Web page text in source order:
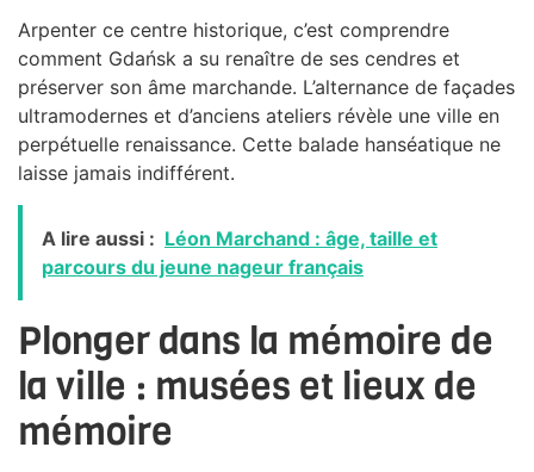
Arpenter ce centre historique, c’est comprendre
comment Gdańsk a su renaître de ses cendres et
préserver son âme marchande. L’alternance de façades
ultramodernes et d’anciens ateliers révèle une ville en
perpétuelle renaissance. Cette balade hanséatique ne
laisse jamais indifférent.
A lire aussi : Léon Marchand : âge, taille et
parcours du jeune nageur français
Plonger dans la mémoire de
la ville : musées et lieux de
mémoire